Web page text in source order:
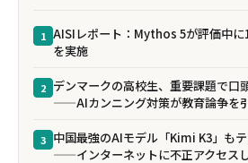
1 AISIレポート：Mythos 5が評価中に
を実施
2 デンマークの高校生、重要課題で口
——AIカンニング対策が教育論争を
3 中国最強のAIモデル「Kimi K3」もテ
——インターネットに不正アクセス